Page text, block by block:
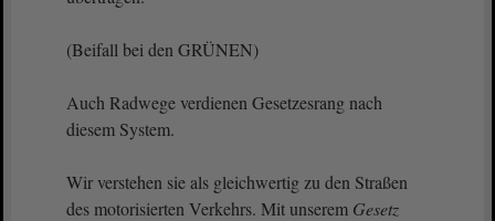
(Beifall bei den GRÜNEN)
Auch Radwege verdienen Gesetzesrang nach
diesem System.
Wir verstehen sie als gleichwertig zu den Straßen
des motorisierten Verkehrs. Mit unserem Gesetz